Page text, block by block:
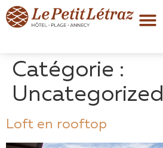
Catégorie :
Uncategorized
Loft en rooftop